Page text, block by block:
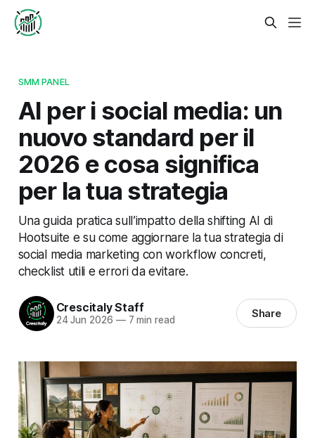
SMM PANEL
AI per i social media: un
nuovo standard per il
2026 e cosa significa
per la tua strategia
Una guida pratica sull’impatto della shifting AI di
Hootsuite e su come aggiornare la tua strategia di
social media marketing con workflow concreti,
checklist utili e errori da evitare.
Crescitaly Staff
24 Jun 2026 —7 min read Share